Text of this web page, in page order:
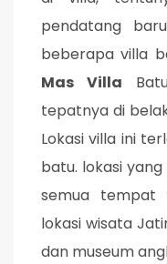
pendatang
beberapa villa
Mas Villa
tepatnya di
Lokasi villa ini
batu. lokasi
semua tempat
lokasi wisata
dan museum